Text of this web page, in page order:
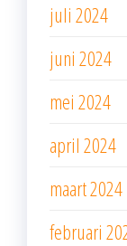
juli 2024
juni 2024
mei 2024
april 2024
maart 2024
februari